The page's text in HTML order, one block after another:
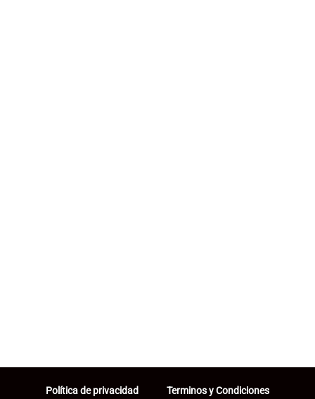
Política de privacidad Terminos y Condiciones